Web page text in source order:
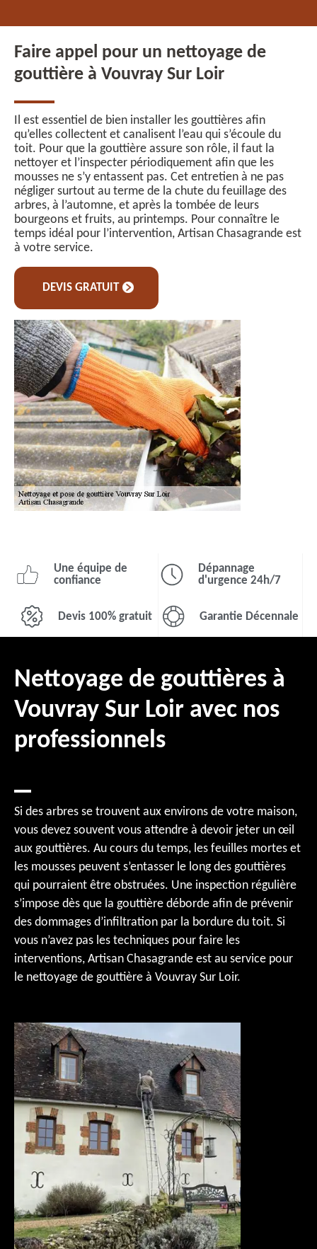
Faire appel pour un nettoyage de
gouttière à Vouvray Sur Loir
Il est essentiel de bien installer les gouttières afin
qu’elles collectent et canalisent l’eau qui s’écoule du
toit. Pour que la gouttière assure son rôle, il faut la
nettoyer et l’inspecter périodiquement afin que les
mousses ne s’y entassent pas. Cet entretien à ne pas
négliger surtout au terme de la chute du feuillage des
arbres, à l’automne, et après la tombée de leurs
bourgeons et fruits, au printemps. Pour connaître le
temps idéal pour l’intervention, Artisan Chasagrande est
à votre service.
DEVIS GRATUIT
Une équipe de
confiance
Dépannage
d'urgence 24h/7
Devis 100% gratuit Garantie Décennale
Nettoyage de gouttières à
Vouvray Sur Loir avec nos
professionnels
Si des arbres se trouvent aux environs de votre maison,
vous devez souvent vous attendre à devoir jeter un œil
aux gouttières. Au cours du temps, les feuilles mortes et
les mousses peuvent s’entasser le long des gouttières
qui pourraient être obstruées. Une inspection régulière
s’impose dès que la gouttière déborde afin de prévenir
des dommages d’infiltration par la bordure du toit. Si
vous n’avez pas les techniques pour faire les
interventions, Artisan Chasagrande est au service pour
le nettoyage de gouttière à Vouvray Sur Loir.